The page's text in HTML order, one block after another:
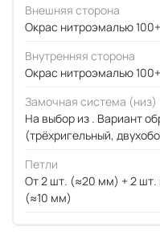
Внешняя сторона
Окрас нитроэмалью
Внутренняя сторона
Окрас нитроэмалью
Замочная система (низ)
На выбор из . Вариант
(трёхригельный,
Петли
От 2 шт. (≈20 мм) + 2 шт.
(≈10 мм)